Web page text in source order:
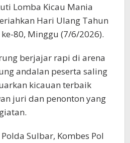
Lomba Kicau Mania
Hari Ulang Tahun
80, Minggu (7/6/2026).
berjajar rapi di arena
andalan peserta saling
kicauan terbaik
juri dan penonton yang
Sulbar, Kombes Pol